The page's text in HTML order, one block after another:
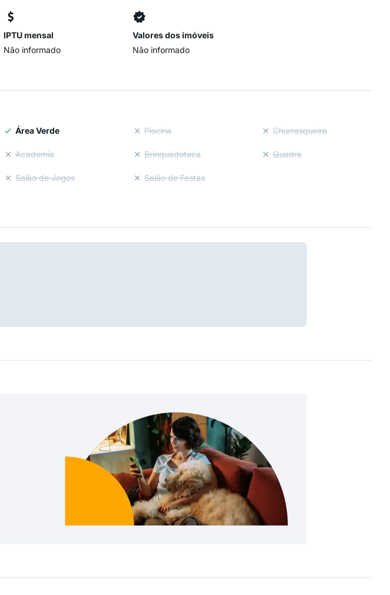
IPTU mensal
Não informado
Valores dos imóveis
Não informado
Área Verde Piscina Churrasqueira
Academia Brinquedoteca Quadra
Salão de Jogos Salão de Festas